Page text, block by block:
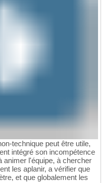
technique peut être utile,
intégré son incompétence
animer l'équipe, à chercher
les aplanir, a vérifier que
et que globalement les